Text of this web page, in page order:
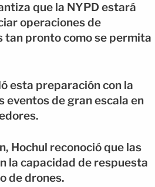
que la NYPD estará
operaciones de
tan pronto como se permita
esta preparación con la
eventos de gran escala en
Hochul reconoció que las
la capacidad de respuesta
de drones.